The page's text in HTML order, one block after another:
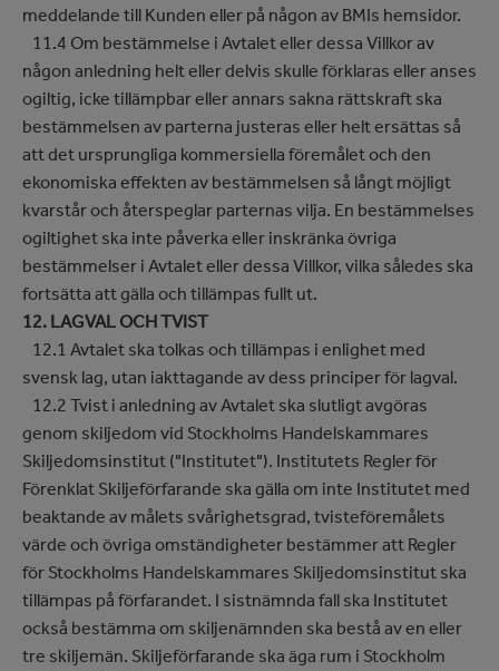
meddelande till Kunden eller på någon av BMIs hemsidor.
11.4 Om bestämmelse i Avtalet eller dessa Villkor av
någon anledning helt eller delvis skulle förklaras eller anses
ogiltig, icke tillämpbar eller annars sakna rättskraft ska
bestämmelsen av parterna justeras eller helt ersättas så
att det ursprungliga kommersiella föremålet och den
ekonomiska effekten av bestämmelsen så långt möjligt
kvarstår och återspeglar parternas vilja. En bestämmelses
ogiltighet ska inte påverka eller inskränka övriga
bestämmelser i Avtalet eller dessa Villkor, vilka således ska
fortsätta att gälla och tillämpas fullt ut.
12. LAGVAL OCH TVIST
12.1 Avtalet ska tolkas och tillämpas i enlighet med
svensk lag, utan iakttagande av dess principer för lagval.
12.2 Tvist i anledning av Avtalet ska slutligt avgöras
genom skiljedom vid Stockholms Handelskammares
Skiljedomsinstitut ("Institutet"). Institutets Regler för
Förenklat Skiljeförfarande ska gälla om inte Institutet med
beaktande av målets svårighetsgrad, tvisteföremålets
värde och övriga omständigheter bestämmer att Regler
för Stockholms Handelskammares Skiljedomsinstitut ska
tillämpas på förfarandet. I sistnämnda fall ska Institutet
också bestämma om skiljenämnden ska bestå av en eller
tre skiljemän. Skiljeförfarande ska äga rum i Stockholm